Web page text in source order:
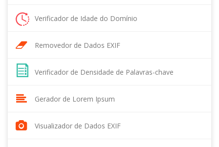
Verificador de Idade do Domínio
Removedor de Dados EXIF
Verificador de Densidade de Palavras-chave
Gerador de Lorem Ipsum
Visualizador de Dados EXIF